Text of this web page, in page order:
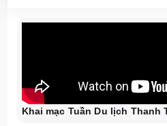
Khai mạc Tuần Du lịch Thanh